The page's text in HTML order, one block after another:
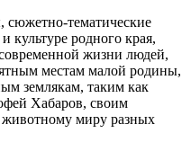
тематические
родного края,
жизни людей,
местам малой родины,
землякам, таким как
Хабаров, своим
миру разных